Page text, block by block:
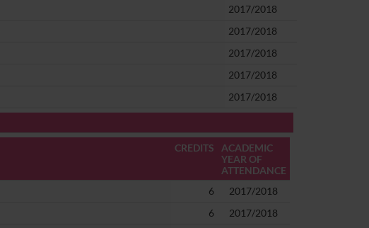
2017/2018
2017/2018
2017/2018
2017/2018
2017/2018
CREDITS
ACADEMIC
YEAR OF
ATTENDANCE
6
2017/2018
6
2017/2018